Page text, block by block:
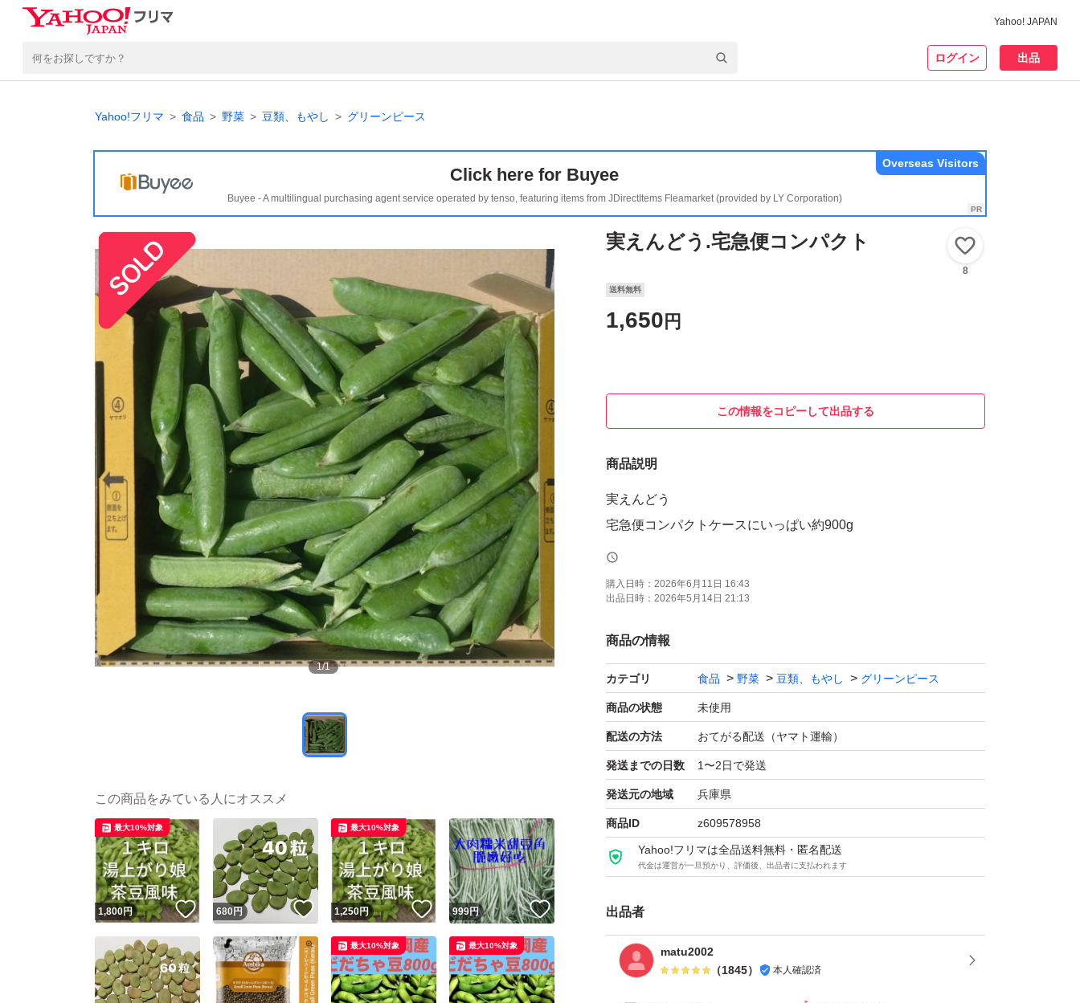
Yahoo! JAPAN
ログイン 出品
Yahoo!フリマ 食品 野菜 豆類、もやし グリーンピース
Click here for Buyee
Buyee - A multilingual purchasing agent service operated by tenso, featuring items from JDirectItems Fleamarket (provided by LY Corporation)
Overseas Visitors
1/1
実えんどう.宅急便コンパクト
8
送料無料
1,650 円
この情報をコピーして出品する
商品説明
実えんどう
宅急便コンパクトケースにいっぱい約900g
購入日時： 2026年6月11日 16:43
出品日時： 2026年5月14日 21:13
商品の情報
カテゴリ 食品 野菜 豆類、もやし グリーンピース
商品の状態 未使用
配送の方法 おてがる配送（ヤマト運輸）
発送までの日数 1〜2日で発送
発送元の地域 兵庫県
商品ID z609578958
Yahoo!フリマは全品送料無料・匿名配送
代金は運営が一旦預かり、評価後、出品者に支払われます
出品者
matu2002
（1845） 本人確認済
この商品をみている人にオススメ
1,800円 いいね！
最大10%対象
680円 いいね！
1,250円 いいね！
最大10%対象
999円 いいね！
最大10%対象 最大10%対象